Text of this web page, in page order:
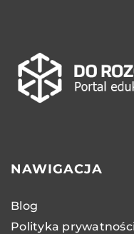
NAWIGACJA
Blog
Polityka